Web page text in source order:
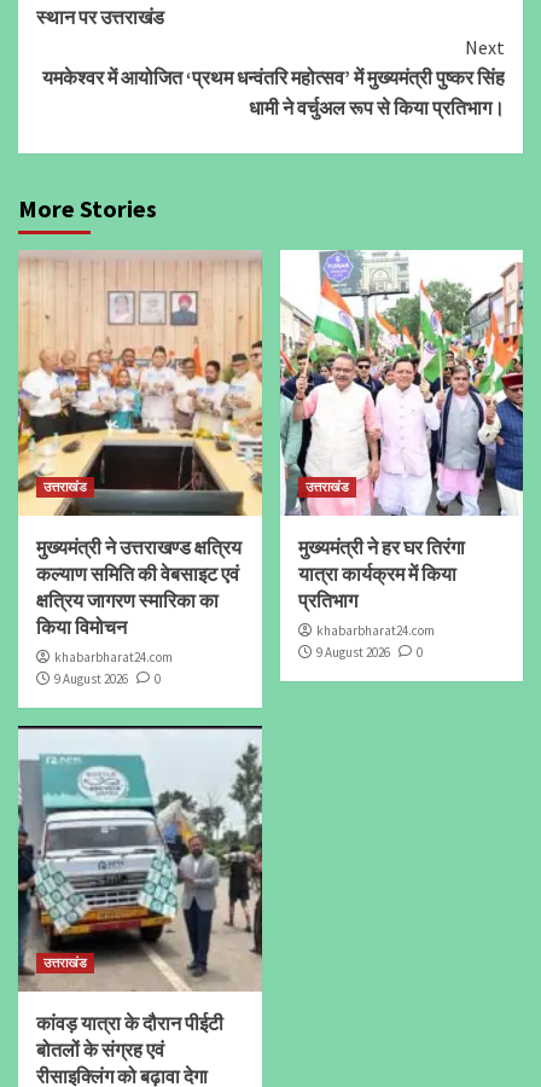
स्थान पर उत्तराखंड
Next
यमकेश्वर में आयोजित ‘प्रथम धन्वंतरि महोत्सव’ में मुख्यमंत्री पुष्कर सिंह
धामी ने वर्चुअल रूप से किया प्रतिभाग।
More Stories
उत्तराखंड
मुख्यमंत्री ने उत्तराखण्ड क्षत्रिय
कल्याण समिति की वेबसाइट एवं
क्षत्रिय जागरण स्मारिका का
किया विमोचन
khabarbharat24.com
9 August 2026
0
उत्तराखंड
मुख्यमंत्री ने हर घर तिरंगा
यात्रा कार्यक्रम में किया
प्रतिभाग
khabarbharat24.com
9 August 2026
0
उत्तराखंड
कांवड़ यात्रा के दौरान पीईटी
बोतलों के संग्रह एवं
रीसाइक्लिंग को बढ़ावा देगा